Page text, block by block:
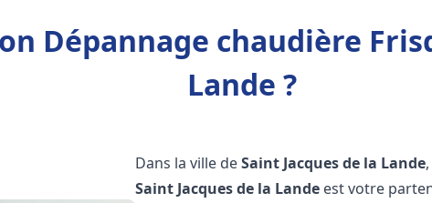
Dépannage chaudière
Lande ?
Dans la ville deSaint Jacques de la Lande
Saint Jacques de la Lande est votre